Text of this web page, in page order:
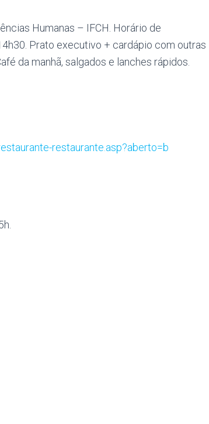
Humanas – IFCH. Horário de
Prato executivo + cardápio com outras
da manhã, salgados e lanches rápidos.
restaurante.asp?aberto=b